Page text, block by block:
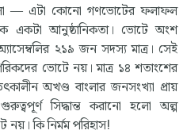
— এটা কোনো গণভোটের ফলাফল
একটা আনুষ্ঠানিকতা। ভোটে অংশ
২১৯ জন সদস্য মাত্র। সেই
ভোটে নয়। মাত্র ১৪ শতাংশের
অখণ্ড বাংলার জনসংখ্যা প্রায়
সিদ্ধান্ত করানো হলো অল্প
কি নির্মম পরিহাস!